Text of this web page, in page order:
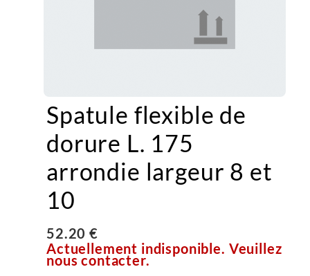
Spatule flexible de
dorure L. 175
arrondie largeur 8 et
10
52.20 €
Actuellement indisponible. Veuillez
nous contacter.